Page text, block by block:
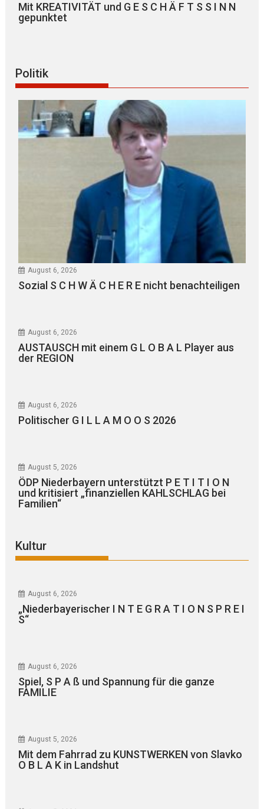
Mit KREATIVITÄT und G E S C H Ä F T S S I N N
gepunktet
Politik
August 6, 2026
Sozial S C H W Ä C H E R E nicht benachteiligen
August 6, 2026
AUSTAUSCH mit einem G L O B A L Player aus
der REGION
August 6, 2026
Politischer G I L L A M O O S 2026
August 5, 2026
ÖDP Niederbayern unterstützt P E T I T I O N
und kritisiert „finanziellen KAHLSCHLAG bei
Familien“
Kultur
August 6, 2026
„Niederbayerischer I N T E G R A T I O N S P R E I
S“
August 6, 2026
Spiel, S P A ß und Spannung für die ganze
FAMILIE
August 5, 2026
Mit dem Fahrrad zu KUNSTWERKEN von Slavko
O B L A K in Landshut